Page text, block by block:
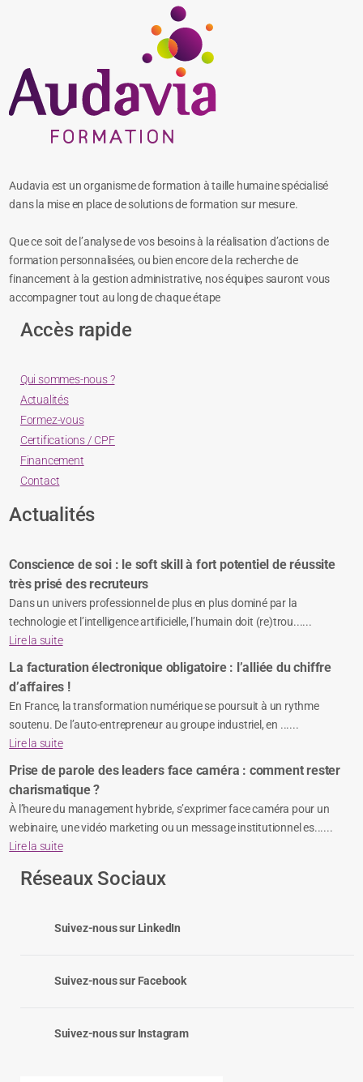
Audavia est un organisme de formation à taille humaine spécialisé
dans la mise en place de solutions de formation sur mesure.
Que ce soit de l’analyse de vos besoins à la réalisation d’actions de
formation personnalisées, ou bien encore de la recherche de
financement à la gestion administrative, nos équipes sauront vous
accompagner tout au long de chaque étape
Accès rapide
Qui sommes-nous ?
Actualités
Formez-vous
Certifications / CPF
Financement
Contact
Actualités
Conscience de soi : le soft skill à fort potentiel de réussite
très prisé des recruteurs
Dans un univers professionnel de plus en plus dominé par la
technologie et l’intelligence artificielle, l’humain doit (re)trou......
Lire la suite
La facturation électronique obligatoire : l’alliée du chiffre
d’affaires !
En France, la transformation numérique se poursuit à un rythme
soutenu. De l’auto-entrepreneur au groupe industriel, en ......
Lire la suite
Prise de parole des leaders face caméra : comment rester
charismatique ?
À l’heure du management hybride, s’exprimer face caméra pour un
webinaire, une vidéo marketing ou un message institutionnel es......
Lire la suite
Réseaux Sociaux
Suivez-nous sur LinkedIn
Suivez-nous sur Facebook
Suivez-nous sur Instagram